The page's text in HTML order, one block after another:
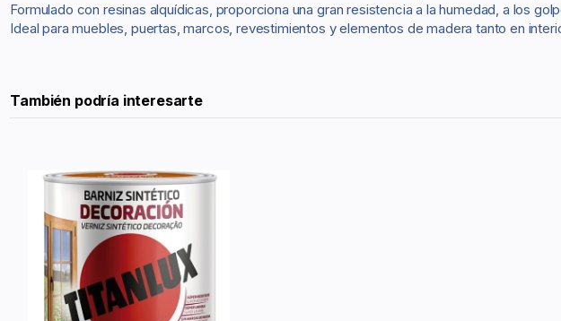
Formulado con resinas alquídicas, proporciona una gran resistencia a la humedad, a los
Ideal para muebles, puertas, marcos, revestimientos y elementos de madera tanto en
También podría interesarte